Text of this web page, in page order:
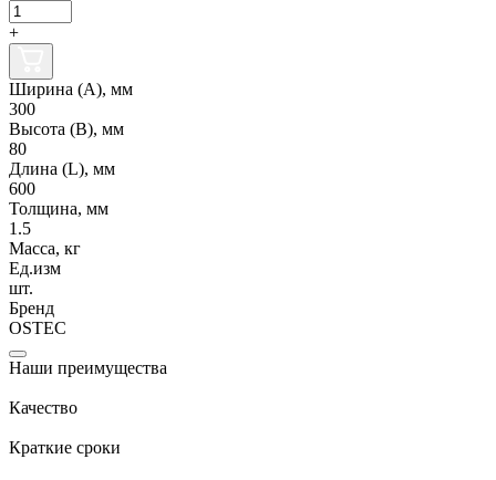
+
Ширина (А), мм
300
Высота (В), мм
80
Длина (L), мм
600
Толщина, мм
1.5
Масса, кг
Ед.изм
шт.
Бренд
OSTEC
Наши преимущества
Качество
Краткие сроки